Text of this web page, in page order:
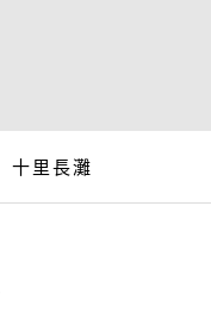
十里長灘